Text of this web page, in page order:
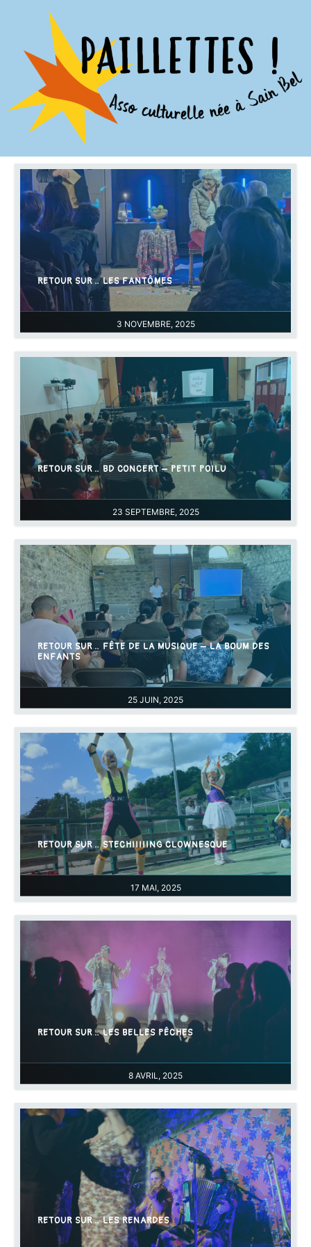
3 NOVEMBRE, 2025
RETOUR SUR… LES FANTÔMES
23 SEPTEMBRE, 2025
RETOUR SUR… BD CONCERT – PETIT POILU
25 JUIN, 2025
RETOUR SUR… FÊTE DE LA MUSIQUE – LA BOUM DES
ENFANTS
17 MAI, 2025
RETOUR SUR… STECHIIIIING CLOWNESQUE
8 AVRIL, 2025
RETOUR SUR… LES BELLES PÊCHES
RETOUR SUR… LES RENARDES